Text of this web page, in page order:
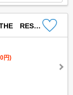
円)